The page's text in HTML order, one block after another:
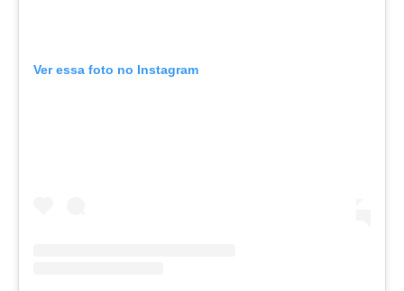
Ver essa foto no Instagram